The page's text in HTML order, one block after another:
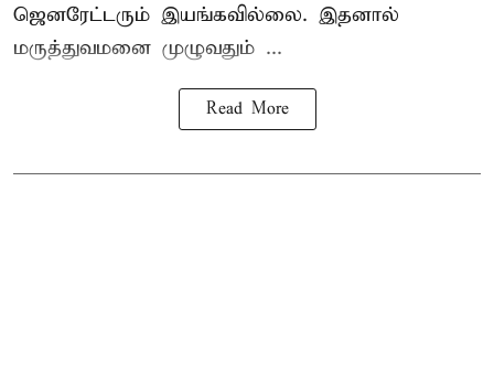
ஜெனரேட்டரும் இயங்கவில்லை. இதனால்
மருத்துவமனை முழுவதும் ...
Read More